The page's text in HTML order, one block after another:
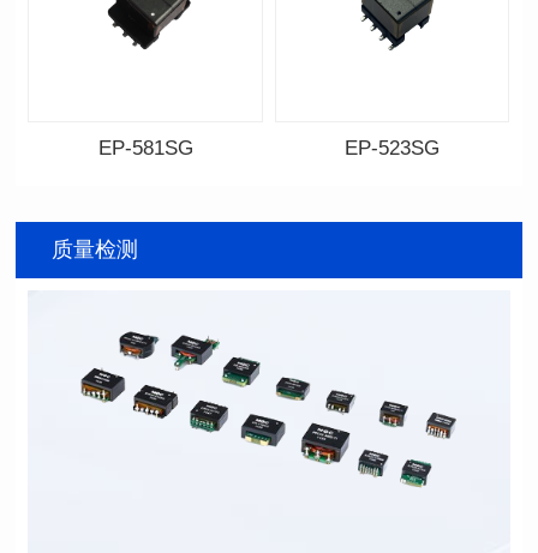
封装尺寸: 13.3*10.0*9.0
封装类型: SMT
功率 (Watts): 1
圈比: 1:0.119
应用类型: POE
EP-581SG
封装类型: SMT
应用类型: POE
EP-523SG
质量检测